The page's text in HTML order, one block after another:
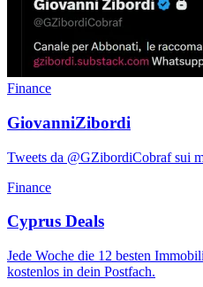
Finance
GiovanniZibordi
Tweets da @GZibordiCobraf sui
Finance
Cyprus Deals
Jede Woche die 12 besten
kostenlos in dein Postfach.